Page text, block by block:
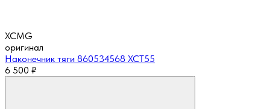
XCMG
оригинал
Наконечник тяги 860534568 XCT55
6 500 ₽